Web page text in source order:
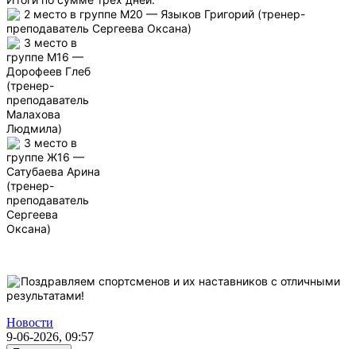
2 место в группе М20 — Языков Григорий (тренер-
преподаватель Сергеева Оксана)
3 место в
группе М16 —
Дорофеев Глеб
(тренер-
преподаватель
Малахова
Людмила)
3 место в
группе Ж16 —
Сатубаева Арина
(тренер-
преподаватель
Сергеева
Оксана)
Поздравляем спортсменов и их наставников с отличными
результатами!
Новости
9-06-2026, 09:57